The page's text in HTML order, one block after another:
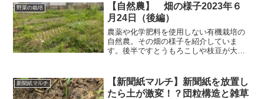
野菜の栽培
【自然農】 畑の様子2023年６
月24日（後編）
農薬や化学肥料を使用しない有機栽培の
自然農。その畑の様子を紹介していま
す。後半ですとうもろこしや枝豆が大き
ち直ってきています。畑で育っている野
菜たちの様子を見ていただきましょう！
新聞紙マルチ
【新聞紙マルチ】新聞紙を放置し
たら土が激変！？団粒構造と雑草